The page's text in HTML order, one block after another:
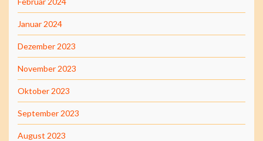
Januar 2024
Dezember 2023
November 2023
Oktober 2023
September 2023
August 2023